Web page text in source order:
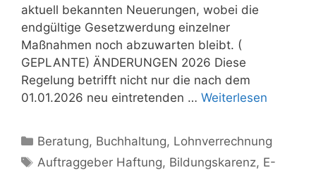
aktuell bekannten Neuerungen, wobei die
endgültige Gesetzwerdung einzelner
Maßnahmen noch abzuwarten bleibt. (
GEPLANTE) ÄNDERUNGEN 2026 Diese
Regelung betrifft nicht nur die nach dem
01.01.2026 neu eintretenden … Weiterlesen
Kategorien
Beratung, Buchhaltung, Lohnverrechnung
Schlagwörter
Auftraggeber Haftung, Bildungskarenz, E-